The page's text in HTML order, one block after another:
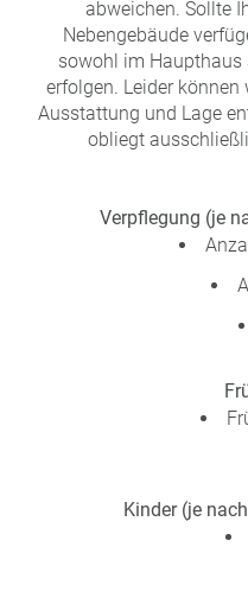
abweichen. Sollte
Nebengebäude
sowohl im Haupthaus
erfolgen. Leider
Ausstattung und Lage
obliegt
Verpflegung (je
Kinder (je